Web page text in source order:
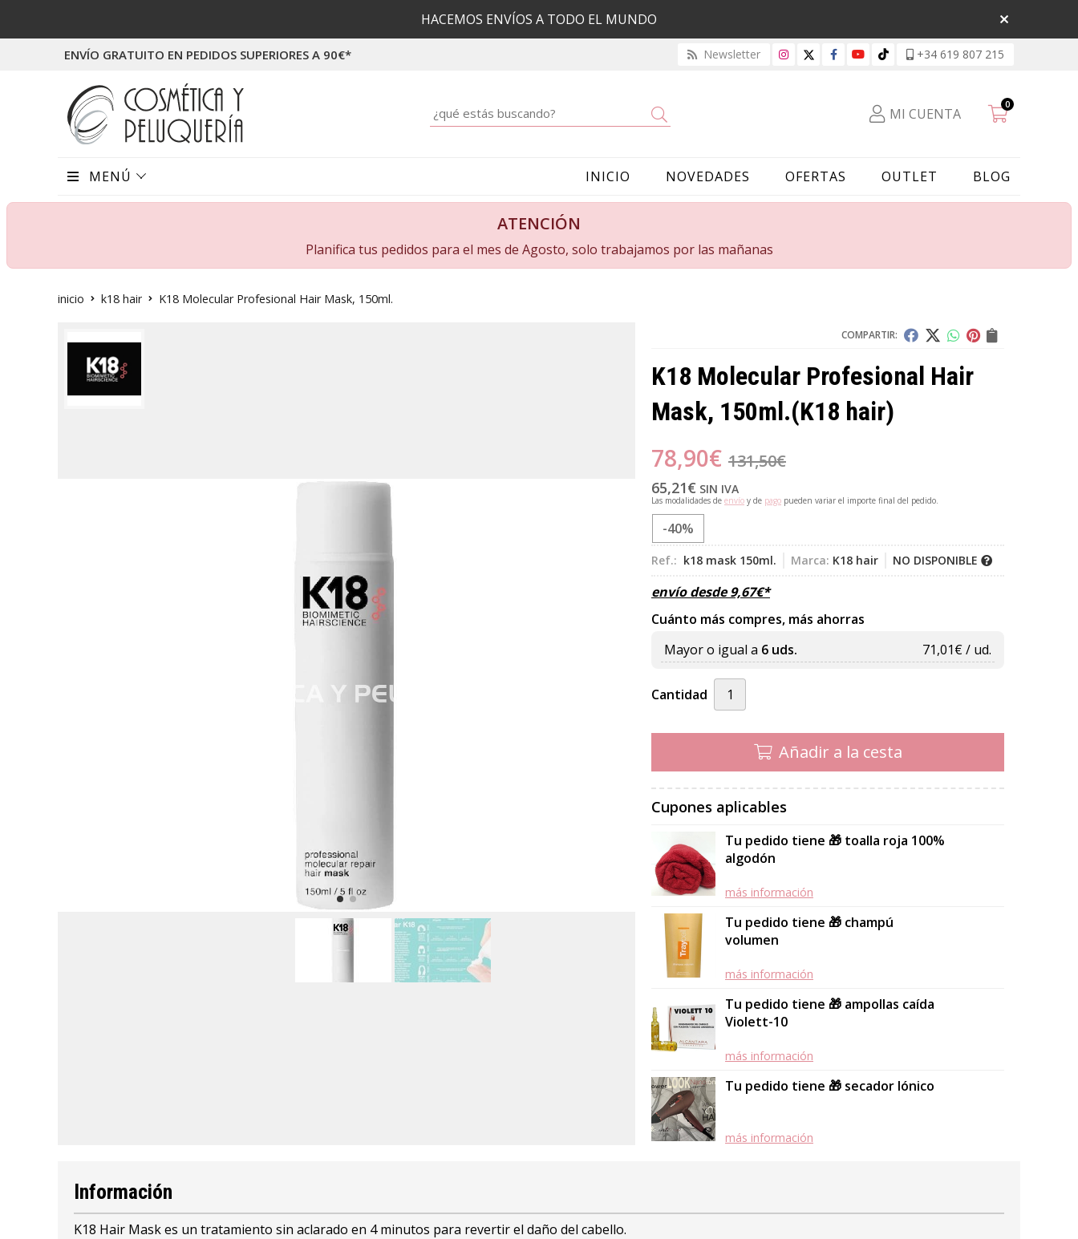
HACEMOS ENVÍOS A TODO EL MUNDO
ENVÍO GRATUITO EN PEDIDOS SUPERIORES A 90€* Newsletter +34 619 807 215
MI CUENTA
0
MENÚ INICIO NOVEDADES OFERTAS OUTLET BLOG
ATENCIÓN
Planifica tus pedidos para el mes de Agosto, solo trabajamos por las mañanas
inicio k18 hair K18 Molecular Profesional Hair Mask, 150ml.
COMPARTIR:
K18 Molecular Profesional Hair
Mask, 150ml.(K18 hair)
78,90€ 131,50€
65,21€ SIN IVA
Las modalidades de envío y de pago pueden variar el importe final del pedido.
-40%
Ref.: k18 mask 150ml. Marca: K18 hair NO DISPONIBLE
envío desde9,67€*
Cuánto más compres, más ahorras
Mayor o igual a 6 uds. 71,01€ / ud.
Cantidad
Añadir a la cesta
Cupones aplicables
Tu pedido tiene 🎁 toalla roja 100%
algodón
más información
Tu pedido tiene 🎁 champú
volumen
más información
Tu pedido tiene 🎁 ampollas caída
Violett-10
más información
Tu pedido tiene 🎁 secador Iónico
más información
Información
K18 Hair Mask es un tratamiento sin aclarado en 4 minutos para revertir el daño del cabello.